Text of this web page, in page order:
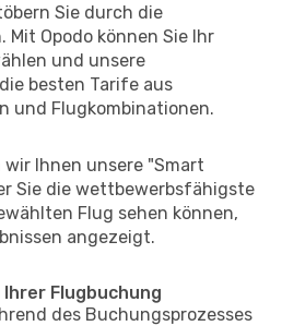
Sie durch die
Opodo können Sie Ihr
und unsere
besten Tarife aus
und Flugkombinationen.
Ihnen unsere "Smart
Sie die wettbewerbsfähigste
Flug sehen können,
angezeigt.
Flugbuchung
des Buchungsprozesses